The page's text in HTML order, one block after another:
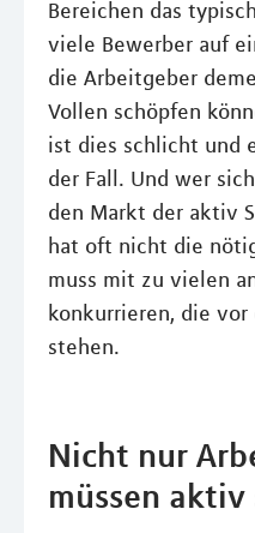
Bereichen das
viele Bewerber auf
die Arbeitgeber
Vollen schöpfen
ist dies schlicht und
der Fall. Und wer
den Markt der aktiv
hat oft nicht die
muss mit zu vielen
konkurrieren, die
stehen.
Nicht nur
müssen aktiv